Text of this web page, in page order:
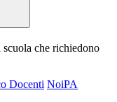
che richiedono
Docenti NoiPA